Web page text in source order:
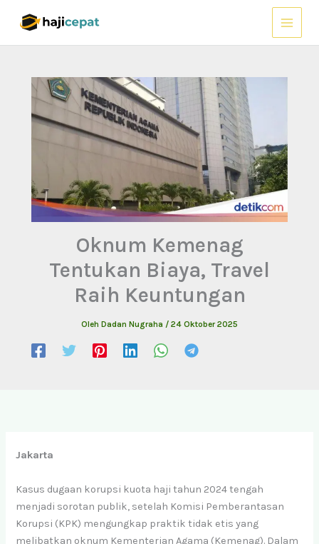
Oknum Kemenag
Tentukan Biaya, Travel
Raih Keuntungan
Oleh Dadan Nugraha / 24 Oktober 2025
Jakarta
Kasus dugaan korupsi kuota haji tahun 2024 tengah
menjadi sorotan publik, setelah Komisi Pemberantasan
Korupsi (KPK) mengungkap praktik tidak etis yang
melibatkan oknum Kementerian Agama (Kemenag). Dalam